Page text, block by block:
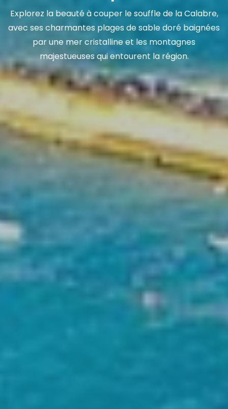
Explorez la beauté à couper le souffle de la Calabre,
avec ses charmantes plages de sable doré baignées
par une mer cristalline et les montagnes
majestueuses qui entourent la région.